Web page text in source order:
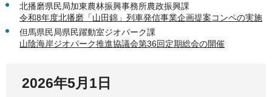
北播磨県民局加東農林振興事務所農政振興課
令和8年度北播磨「山田錦」列車発信事業企画提案コンペの実施
但馬県民局県民躍動室ジオパーク課
山陰海岸ジオパーク推進協議会第36回定期総会の開催
2026年5月1日